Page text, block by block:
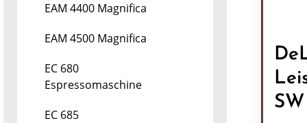
EAM 4400 Magnifica
EAM 4500 Magnifica
EC 680
Espressomaschine
EC 685
SW